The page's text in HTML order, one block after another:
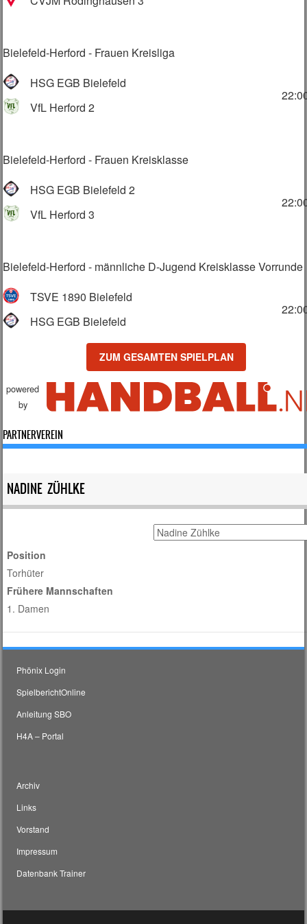
NADINE ZÜHLKE
Position
Torhüter
Frühere Mannschaften
1. Damen
Bielefeld-Herford - Frauen Kreisliga
HSG EGB Bielefeld
VfL Herford 2
Bielefeld-Herford - Frauen Kreisklasse
HSG EGB Bielefeld 2
VfL Herford 3
Bielefeld-Herford - männliche D-Jugend Kreisklasse Vorrunde
TSVE 1890 Bielefeld
HSG EGB Bielefeld
ZUM GESAMTEN SPIELPLAN
powered
by
PARTNERVEREIN
Phönix Login
SpielberichtOnline
Anleitung SBO
H4A – Portal
Archiv
Links
Vorstand
Impressum
Datenbank Trainer